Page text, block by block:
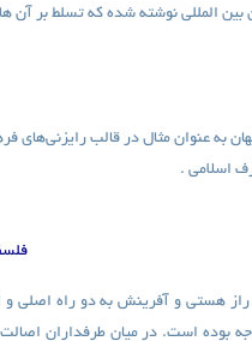
بین المللی نوشته شده که تسلط بر آن
عنوان مثال در قالب رایزنی‌های
اسلامی .
هستی و آفرینش به دو راه اصلی
است. در میان طرفداران